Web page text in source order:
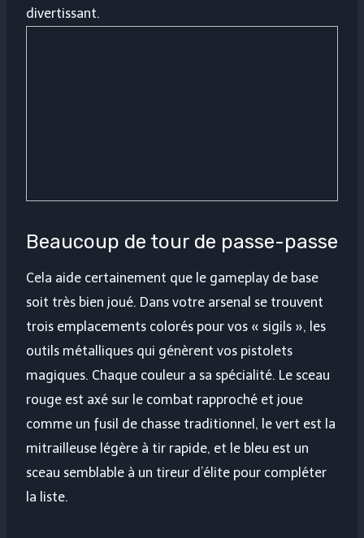
divertissant.
Beaucoup de tour de passe-passe
Cela aide certainement que le gameplay de base
soit très bien joué. Dans votre arsenal se trouvent
trois emplacements colorés pour vos « sigils », les
outils métalliques qui génèrent vos pistolets
magiques. Chaque couleur a sa spécialité. Le sceau
rouge est axé sur le combat rapproché et joue
comme un fusil de chasse traditionnel, le vert est la
mitrailleuse légère à tir rapide, et le bleu est un
sceau semblable à un tireur d’élite pour compléter
la liste.